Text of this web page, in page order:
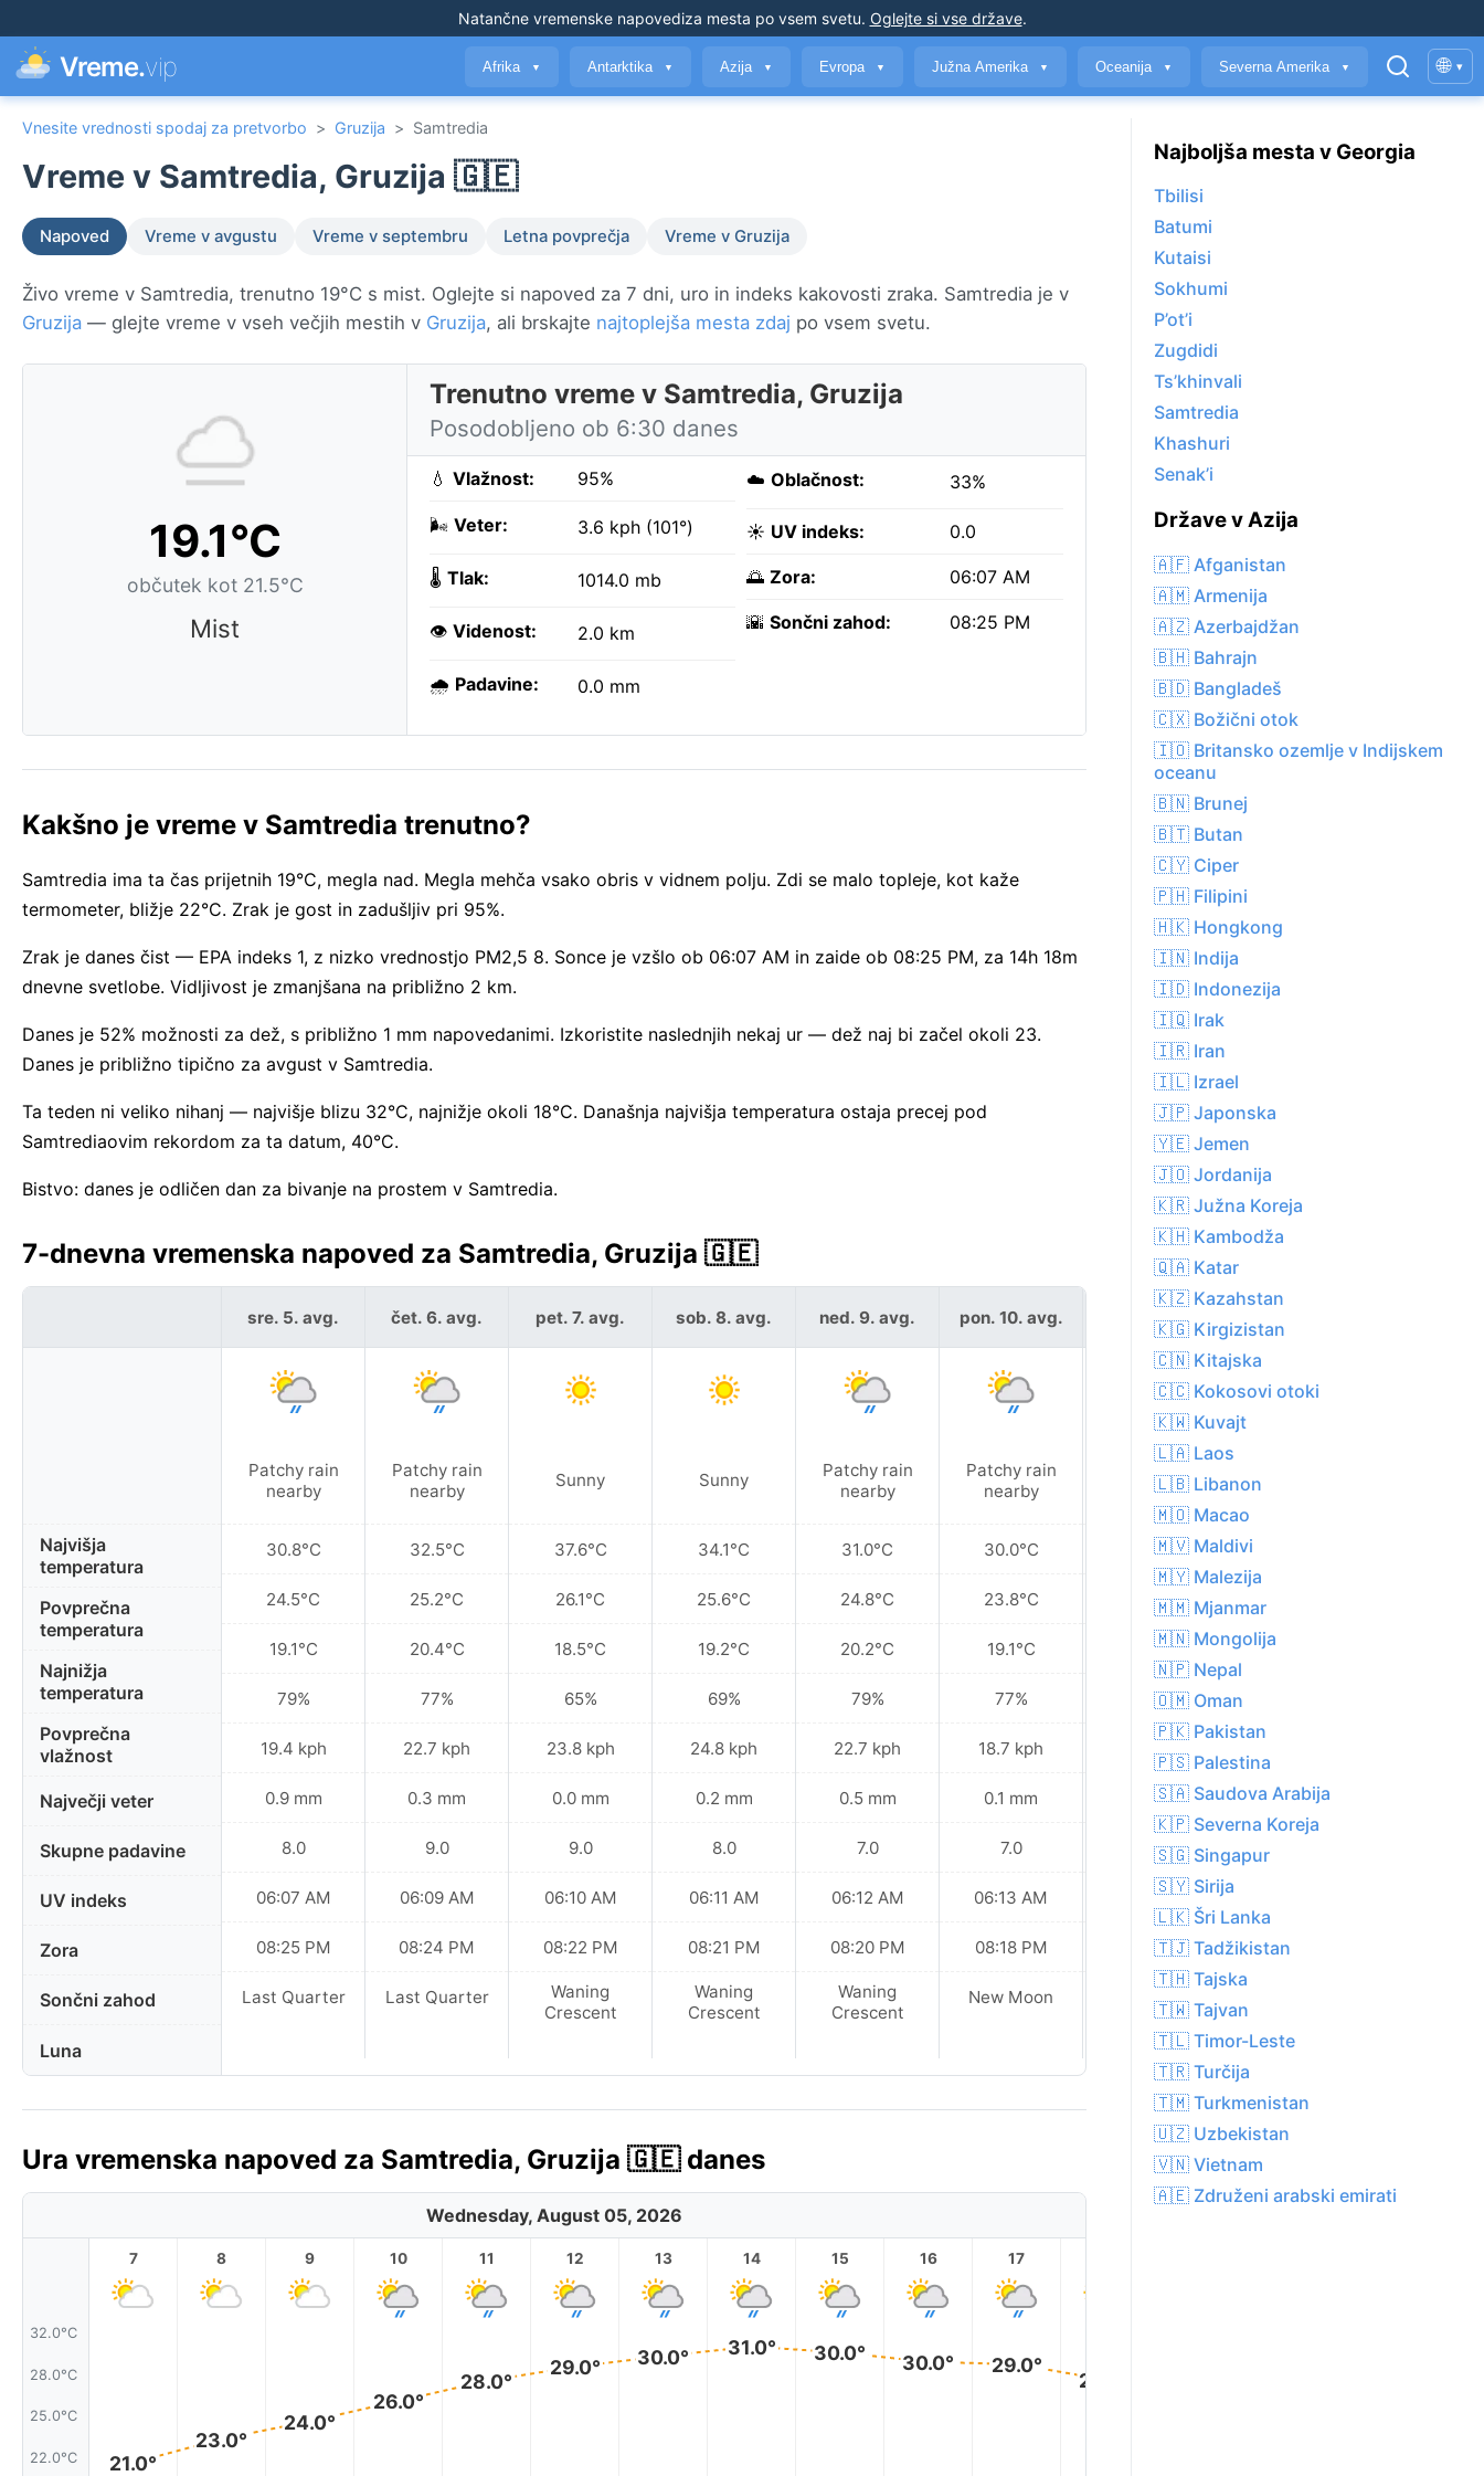
Natančne vremenske napovediza mesta po vsem svetu. Oglejte si vse države.
Vreme.vip Afrika ▼ Antarktika ▼ Azija ▼ Evropa ▼ Južna Amerika ▼ Oceanija ▼ Severna Amerika ▼ 🌐 ▾
Vnesite vrednosti spodaj za pretvorbo > Gruzija > Samtredia
Vreme v Samtredia, Gruzija 🇬🇪
Napoved Vreme v avgustu Vreme v septembru Letna povprečja Vreme v Gruzija
Živo vreme v Samtredia, trenutno 19°C s mist. Oglejte si napoved za 7 dni, uro in indeks kakovosti zraka. Samtredia je v
Gruzija — glejte vreme v vseh večjih mestih v Gruzija, ali brskajte najtoplejša mesta zdaj po vsem svetu.
19.1°C
občutek kot 21.5°C
Mist
Trenutno vreme v Samtredia, Gruzija
Posodobljeno ob 6:30 danes
💧 Vlažnost: 95%
🌬️ Veter: 3.6 kph (101°)
🌡️ Tlak: 1014.0 mb
👁️ Videnost: 2.0 km
🌧️ Padavine: 0.0 mm
☁️ Oblačnost: 33%
☀️ UV indeks: 0.0
🌅 Zora: 06:07 AM
🌇 Sončni zahod: 08:25 PM
Kakšno je vreme v Samtredia trenutno?
Samtredia ima ta čas prijetnih 19°C, megla nad. Megla mehča vsako obris v vidnem polju. Zdi se malo topleje, kot kaže
termometer, bližje 22°C. Zrak je gost in zadušljiv pri 95%.
Zrak je danes čist — EPA indeks 1, z nizko vrednostjo PM2,5 8. Sonce je vzšlo ob 06:07 AM in zaide ob 08:25 PM, za 14h 18m
dnevne svetlobe. Vidljivost je zmanjšana na približno 2 km.
Danes je 52% možnosti za dež, s približno 1 mm napovedanimi. Izkoristite naslednjih nekaj ur — dež naj bi začel okoli 23.
Danes je približno tipično za avgust v Samtredia.
Ta teden ni veliko nihanj — najvišje blizu 32°C, najnižje okoli 18°C. Današnja najvišja temperatura ostaja precej pod
Samtrediaovim rekordom za ta datum, 40°C.
Bistvo: danes je odličen dan za bivanje na prostem v Samtredia.
7-dnevna vremenska napoved za Samtredia, Gruzija 🇬🇪
Najvišja
temperatura
Povprečna
temperatura
Najnižja
temperatura
Povprečna
vlažnost
Največji veter
Skupne padavine
UV indeks
Zora
Sončni zahod
Luna
sre. 5. avg.
Patchy rain
nearby
30.8°C
24.5°C
19.1°C
79%
19.4 kph
0.9 mm
8.0
06:07 AM
08:25 PM
Last Quarter
čet. 6. avg.
Patchy rain
nearby
32.5°C
25.2°C
20.4°C
77%
22.7 kph
0.3 mm
9.0
06:09 AM
08:24 PM
Last Quarter
pet. 7. avg.
Sunny
37.6°C
26.1°C
18.5°C
65%
23.8 kph
0.0 mm
9.0
06:10 AM
08:22 PM
Waning
Crescent
sob. 8. avg.
Sunny
34.1°C
25.6°C
19.2°C
69%
24.8 kph
0.2 mm
8.0
06:11 AM
08:21 PM
Waning
Crescent
ned. 9. avg.
Patchy rain
nearby
31.0°C
24.8°C
20.2°C
79%
22.7 kph
0.5 mm
7.0
06:12 AM
08:20 PM
Waning
Crescent
pon. 10. avg.
Patchy rain
nearby
30.0°C
23.8°C
19.1°C
77%
18.7 kph
0.1 mm
7.0
06:13 AM
08:18 PM
New Moon
tor. 11. avg.
Sunny
31.5°C
24.1°C
18.4°C
74%
0.0 mm
8.0
06:14 AM
08:17 PM
New Moon
Ura vremenska napoved za Samtredia, Gruzija 🇬🇪 danes
Wednesday, August 05, 2026
32.0°C
28.0°C
25.0°C
22.0°C
7
21.0°
8
23.0°
9
24.0°
10
26.0°
11
28.0°
12
29.0°
13
30.0°
14
31.0°
15
30.0°
16
30.0°
17
29.0°
28.0°
Najboljša mesta v Georgia
Tbilisi
Batumi
Kutaisi
Sokhumi
P’ot’i
Zugdidi
Ts’khinvali
Samtredia
Khashuri
Senak’i
Države v Azija
🇦🇫 Afganistan
🇦🇲 Armenija
🇦🇿 Azerbajdžan
🇧🇭 Bahrajn
🇧🇩 Bangladeš
🇨🇽 Božični otok
🇮🇴 Britansko ozemlje v Indijskem
oceanu
🇧🇳 Brunej
🇧🇹 Butan
🇨🇾 Ciper
🇵🇭 Filipini
🇭🇰 Hongkong
🇮🇳 Indija
🇮🇩 Indonezija
🇮🇶 Irak
🇮🇷 Iran
🇮🇱 Izrael
🇯🇵 Japonska
🇾🇪 Jemen
🇯🇴 Jordanija
🇰🇷 Južna Koreja
🇰🇭 Kambodža
🇶🇦 Katar
🇰🇿 Kazahstan
🇰🇬 Kirgizistan
🇨🇳 Kitajska
🇨🇨 Kokosovi otoki
🇰🇼 Kuvajt
🇱🇦 Laos
🇱🇧 Libanon
🇲🇴 Macao
🇲🇻 Maldivi
🇲🇾 Malezija
🇲🇲 Mjanmar
🇲🇳 Mongolija
🇳🇵 Nepal
🇴🇲 Oman
🇵🇰 Pakistan
🇵🇸 Palestina
🇸🇦 Saudova Arabija
🇰🇵 Severna Koreja
🇸🇬 Singapur
🇸🇾 Sirija
🇱🇰 Šri Lanka
🇹🇯 Tadžikistan
🇹🇭 Tajska
🇹🇼 Tajvan
🇹🇱 Timor-Leste
🇹🇷 Turčija
🇹🇲 Turkmenistan
🇺🇿 Uzbekistan
🇻🇳 Vietnam
🇦🇪 Združeni arabski emirati